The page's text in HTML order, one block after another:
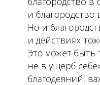
и
Но и
и действиях
Это может быть
не в ущерб
благодеяний,